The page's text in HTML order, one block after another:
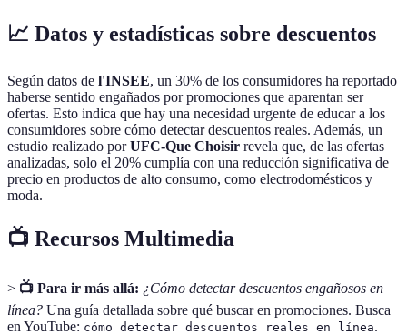
📈 Datos y estadísticas sobre descuentos
Según datos de l'INSEE, un 30% de los consumidores ha reportado
haberse sentido engañados por promociones que aparentan ser
ofertas. Esto indica que hay una necesidad urgente de educar a los
consumidores sobre cómo detectar descuentos reales. Además, un
estudio realizado porUFC-Que Choisir revela que, de las ofertas
analizadas, solo el 20% cumplía con una reducción significativa de
precio en productos de alto consumo, como electrodomésticos y
moda.
📺 Recursos Multimedia
> 📺 Para ir más allá: ¿Cómo detectar descuentos engañosos en
línea? Una guía detallada sobre qué buscar en promociones. Busca
en YouTube: cómo detectar descuentos reales en línea.